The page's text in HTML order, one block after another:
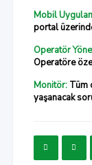
Mobil
portal
Operatör
Operatöre
Monitör:Tüm
yaşanacak